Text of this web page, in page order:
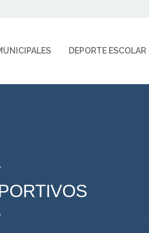
DEPORTE ESCOLAR